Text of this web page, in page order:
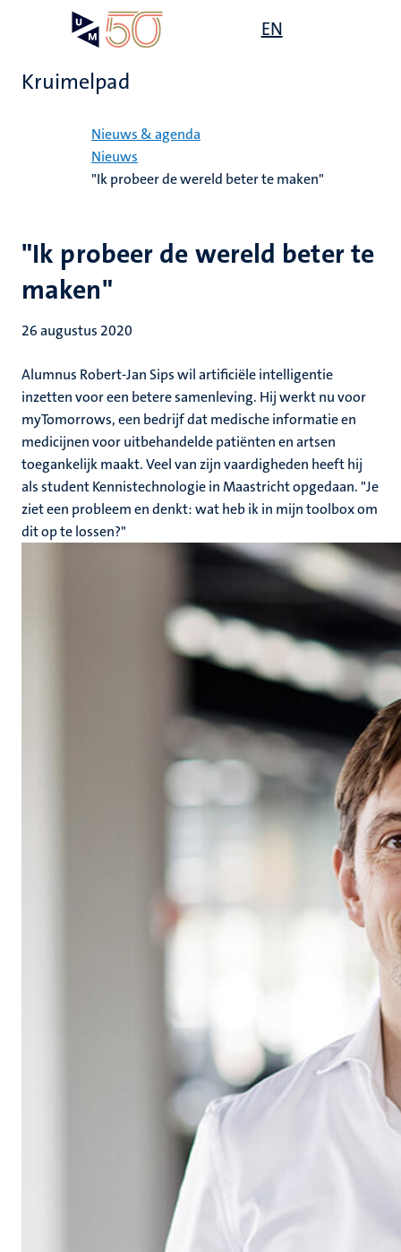
EN
Kruimelpad
Nieuws & agenda
Nieuws
"Ik probeer de wereld beter te maken"
"Ik probeer de wereld beter te
maken"
26 augustus 2020
Alumnus Robert-Jan Sips wil artificiële intelligentie
inzetten voor een betere samenleving. Hij werkt nu voor
myTomorrows, een bedrijf dat medische informatie en
medicijnen voor uitbehandelde patiënten en artsen
toegankelijk maakt. Veel van zijn vaardigheden heeft hij
als student Kennistechnologie in Maastricht opgedaan. "Je
ziet een probleem en denkt: wat heb ik in mijn toolbox om
dit op te lossen?"